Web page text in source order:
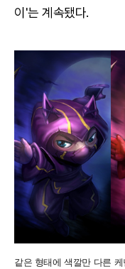
이'는 계속됐다.
같은 형태에 색깔만 다른